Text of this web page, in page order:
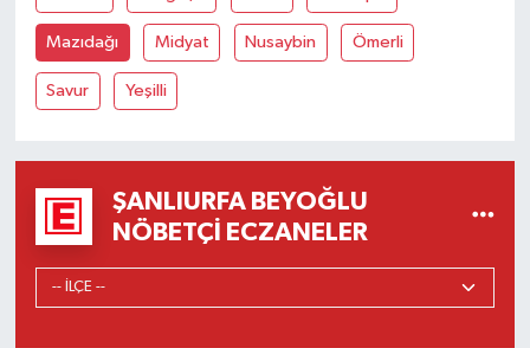
Mazıdağı Midyat Nusaybin Ömerli
Savur Yeşilli
ŞANLIURFA BEYOĞLU
NÖBETÇI ECZANELER